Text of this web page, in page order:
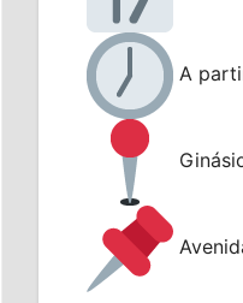
A